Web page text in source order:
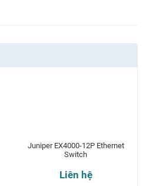
Juniper EX4000-12P Ethernet
Switch
Liên hệ